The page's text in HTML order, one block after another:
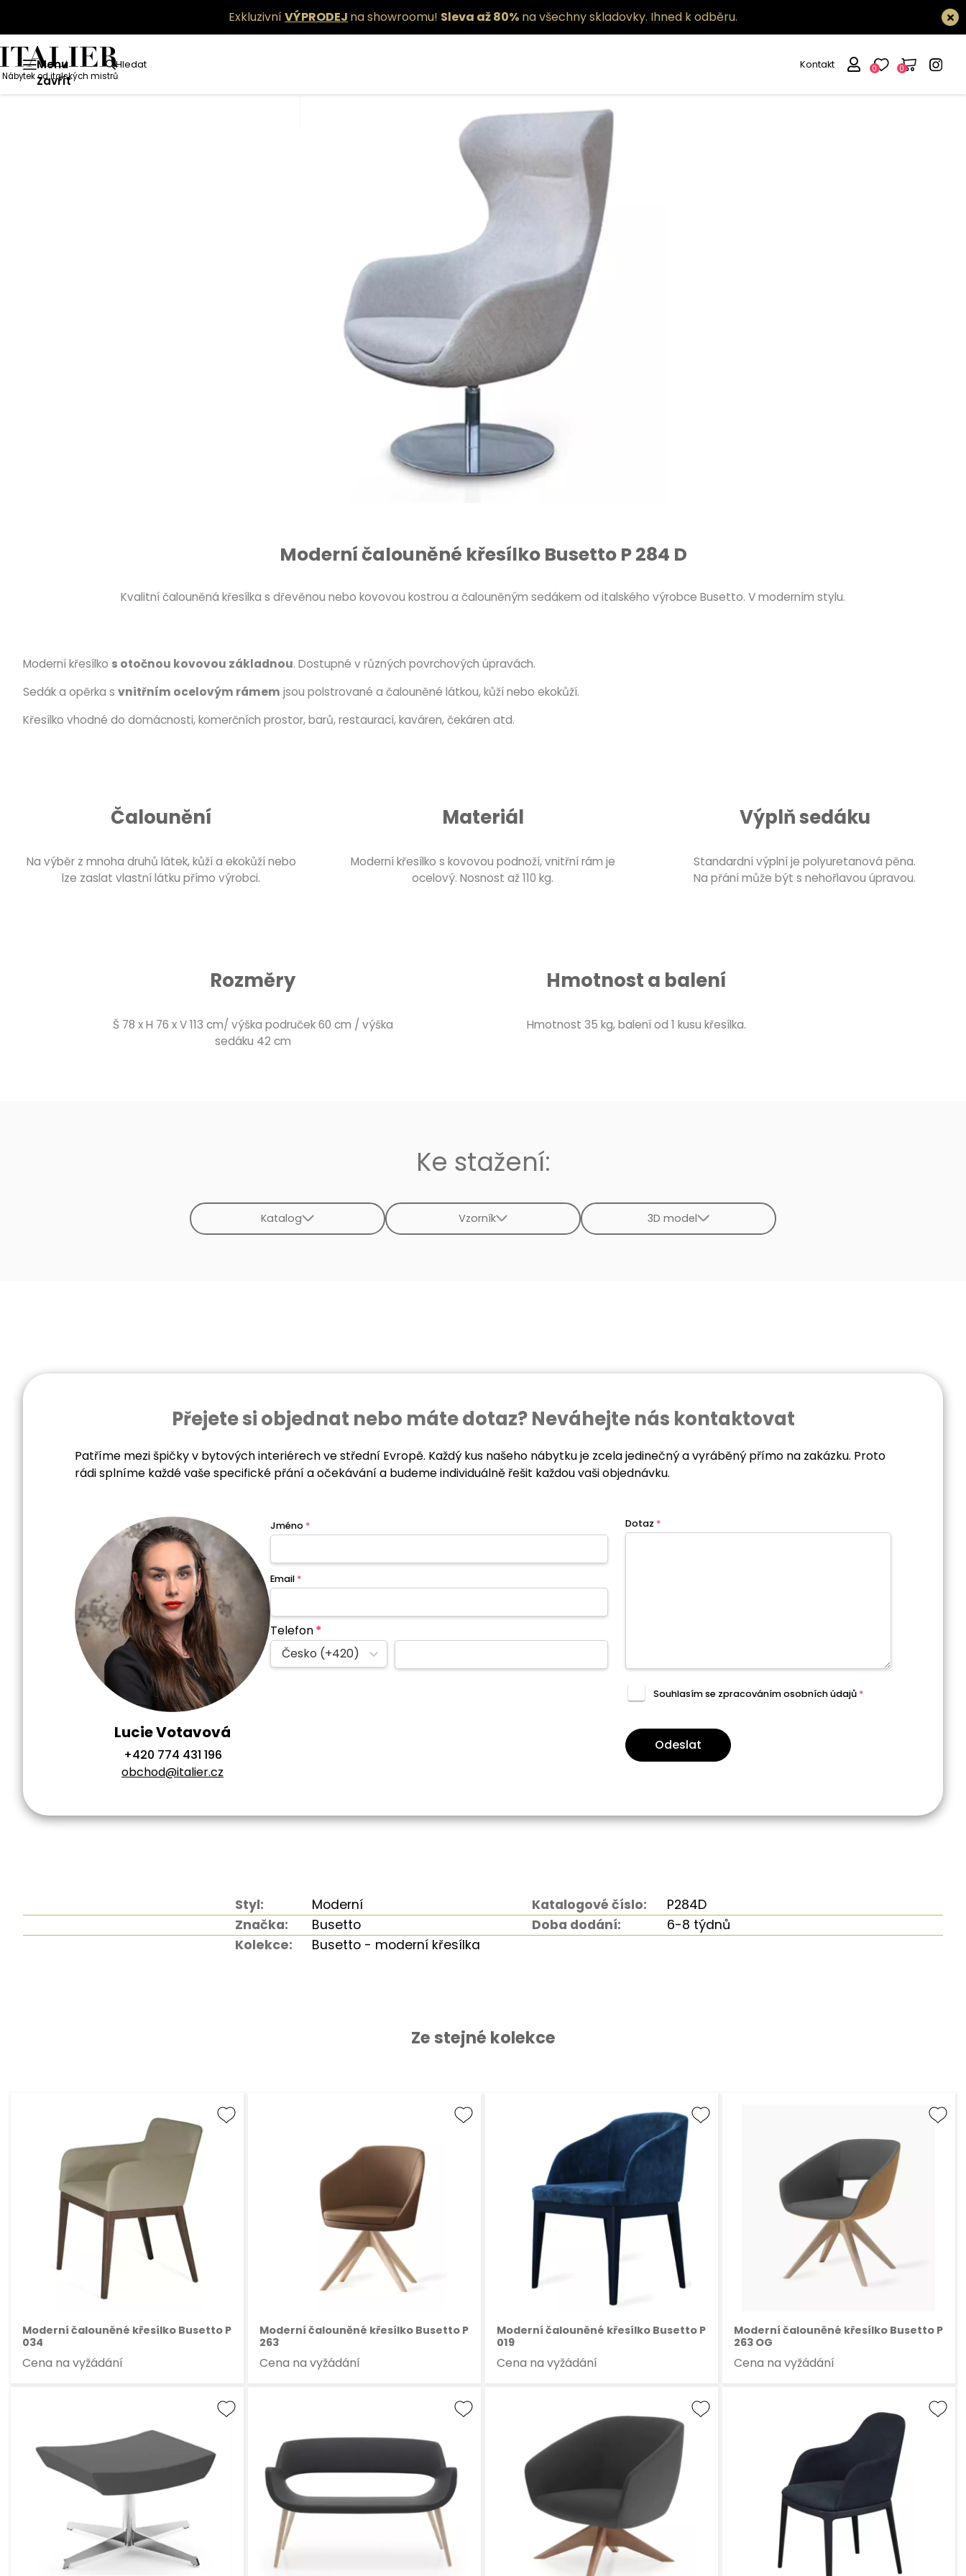
ExkluzivníVÝPRODEJ na showroomu! Sleva až 80% na všechny skladovky. Ihned k odběru.
Menu
Zavřít
Hledat
Nábytek od italských mistrů
Kontakt 0 0
Moderní čalouněné křesílko Busetto P 284 D
Kvalitní čalouněná křesílka s dřevěnou nebo kovovou kostrou a čalouněným sedákem od italského výrobce Busetto. V moderním stylu.
Moderní křesílko s otočnou kovovou základnou. Dostupné v různých povrchových úpravách.
Sedák a opěrka s vnitřním ocelovým rámem jsou polstrované a čalouněné látkou, kůží nebo ekokůží.
Křesílko vhodné do domácnosti, komerčních prostor, barů, restaurací, kaváren, čekáren atd.
Čalounění
Na výběr z mnoha druhů látek, kůží a ekokůží nebo
lze zaslat vlastní látku přímo výrobci.
Materiál
Moderní křesílko s kovovou podnoží, vnitřní rám je
ocelový. Nosnost až 110 kg.
Výplň sedáku
Standardní výplní je polyuretanová pěna.
Na přání může být s nehořlavou úpravou.
Rozměry
Š 78 x H 76 x V 113 cm/ výška područek 60 cm / výška
sedáku 42 cm
Hmotnost a balení
Hmotnost 35 kg, balení od 1 kusu křesílka.
Ke stažení:
Katalog Vzorník 3D model
Přejete si objednat nebo máte dotaz? Neváhejte nás kontaktovat
Patříme mezi špičky v bytových interiérech ve střední Evropě. Každý kus našeho nábytku je zcela jedinečný a vyráběný přímo na zakázku. Proto
rádi splníme každé vaše specifické přání a očekávání a budeme individuálně řešit každou vaši objednávku.
Lucie Votavová
+420 774 431 196
obchod@italier.cz
Jméno *
Email *
Telefon*
Česko (+420)
Dotaz *
Souhlasím se zpracovánímosobních údajů *
Odeslat
Styl: Moderní Katalogové číslo:
P284D
Značka:
Busetto Doba dodání:
6-8 týdnů
Kolekce:
Busetto - moderní křesílka
Ze stejné kolekce
Moderní čalouněné křesílko Busetto P
034
Cena na vyžádání
Moderní čalouněné křesílko Busetto P
263
Cena na vyžádání
Moderní čalouněné křesílko Busetto P
019
Cena na vyžádání
Moderní čalouněné křesílko Busetto P
263 OG
Cena na vyžádání